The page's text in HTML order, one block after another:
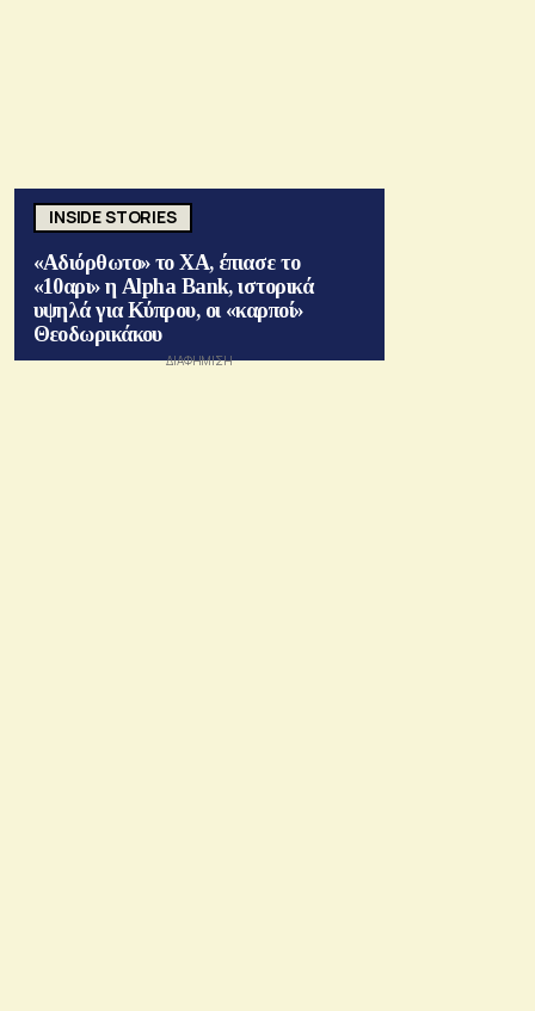
INSIDE STORIES
«Αδιόρθωτο» το ΧΑ, έπιασε το
«10αρι» η Alpha Bank, ιστορικά
υψηλά για Κύπρου, οι «καρποί»
Θεοδωρικάκου